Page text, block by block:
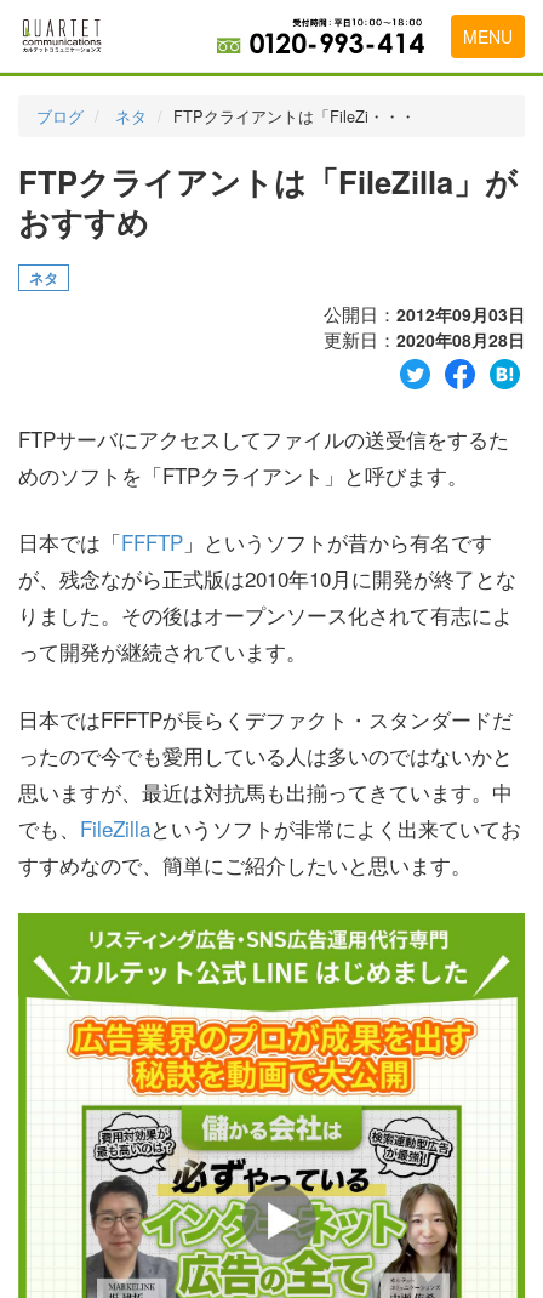
MENU
実績・お客様の声
初めて導入をお考えの方
代理店の乗り換えをお考えの方
会社概要
お問い合わせ
ブログ ネタ FTPクライアントは「FileZi・・・
FTPクライアントは「FileZilla」が
おすすめ
ネタ
公開日： 2012年09月03日
更新日： 2020年08月28日
FTPサーバにアクセスしてファイルの送受信をするた
めのソフトを「FTPクライアント」と呼びます。
日本では「FFFTP 」というソフトが昔から有名です
が、残念ながら正式版は2010年10月に開発が終了とな
りました。その後はオープンソース化されて有志によ
って開発が継続されています。
日本ではFFFTPが長らくデファクト・スタンダードだ
ったので今でも愛用している人は多いのではないかと
思いますが、最近は対抗馬も出揃ってきています。中
でも、 FileZillaというソフトが非常によく出来ていてお
すすめなので、簡単にご紹介したいと思います。